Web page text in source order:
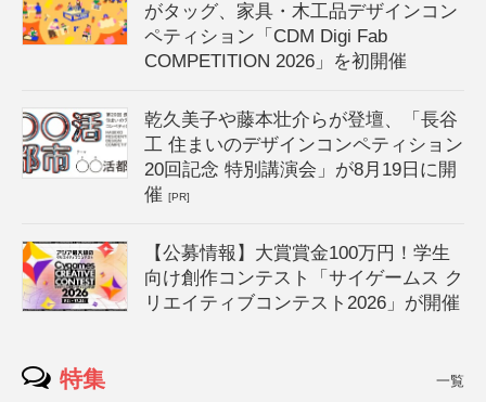
がタッグ、家具・木工品デザインコン
ペティション「CDM Digi Fab
COMPETITION 2026」を初開催
乾久美子や藤本壮介らが登壇、「長谷
工 住まいのデザインコンペティション
20回記念 特別講演会」が8月19日に開
催[PR]
【公募情報】大賞賞金100万円！学生
向け創作コンテスト「サイゲームス ク
リエイティブコンテスト2026」が開催
特集 一覧